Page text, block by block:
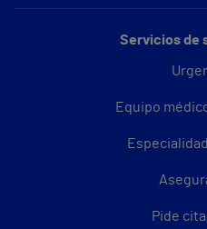
Servicios de
Equipo
Pide